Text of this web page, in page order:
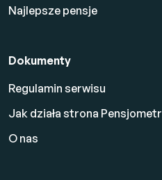
Najlepsze pensje
Dokumenty
Regulamin serwisu
Jak działa strona Pensjometr
O nas